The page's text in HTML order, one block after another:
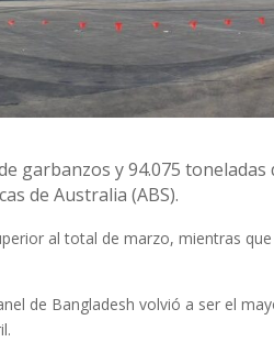
garbanzos y 94.075
de Australia (ABS).
al total de marzo, mientras
de Bangladesh volvió a ser el